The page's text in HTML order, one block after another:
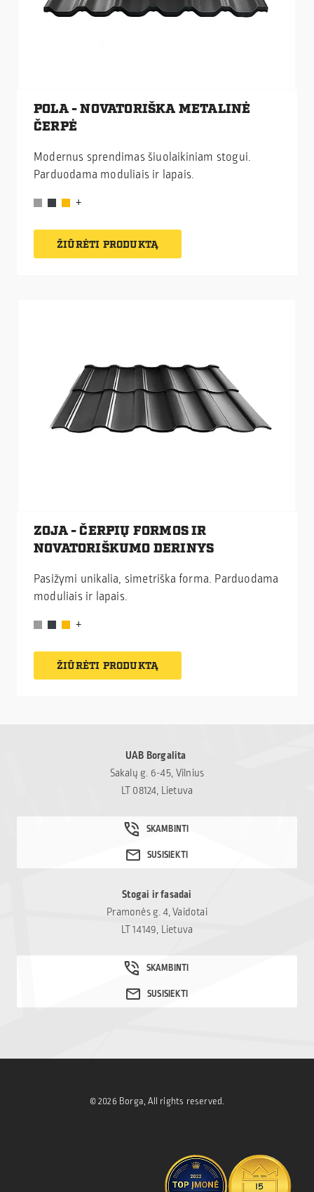
POLA - NOVATORIŠKA METALINĖ
ČERPĖ
Modernus sprendimas šiuolaikiniam stogui.
Parduodama moduliais ir lapais.
ŽIŪRĖTI PRODUKTĄ
ZOJA - ČERPIŲ FORMOS IR
NOVATORIŠKUMO DERINYS
Pasižymi unikalia, simetriška forma. Parduodama
moduliais ir lapais.
ŽIŪRĖTI PRODUKTĄ
UAB Borgalita
Sakalų g. 6-45, Vilnius
LT 08124, Lietuva
Stogai ir fasadai
Pramonės g. 4, Vaidotai
LT 14149, Lietuva
© 2026 Borga, All rights reserved.